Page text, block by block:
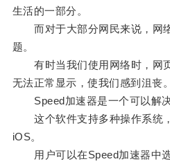
生活的一部分。
而对于大部分网民来说，网
题。
有时当我们使用网络时，网
无法正常显示，使我们感到沮丧。
Speed加速器是一个可以解决
这个软件支持多种操作系统
iOS。
用户可以在Speed加速器中选